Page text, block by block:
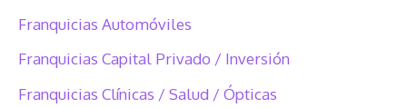
Franquicias Automóviles
Franquicias Capital Privado / Inversión
Franquicias Clínicas / Salud / Ópticas